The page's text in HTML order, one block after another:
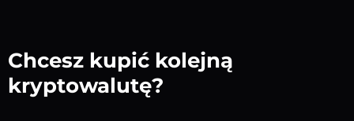
Chcesz kupić kolejną
kryptowalutę?